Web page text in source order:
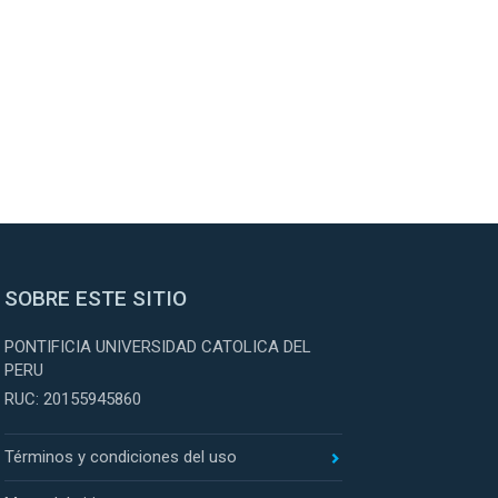
SOBRE ESTE SITIO
PONTIFICIA UNIVERSIDAD CATOLICA DEL
PERU
RUC: 20155945860
Términos y condiciones del uso